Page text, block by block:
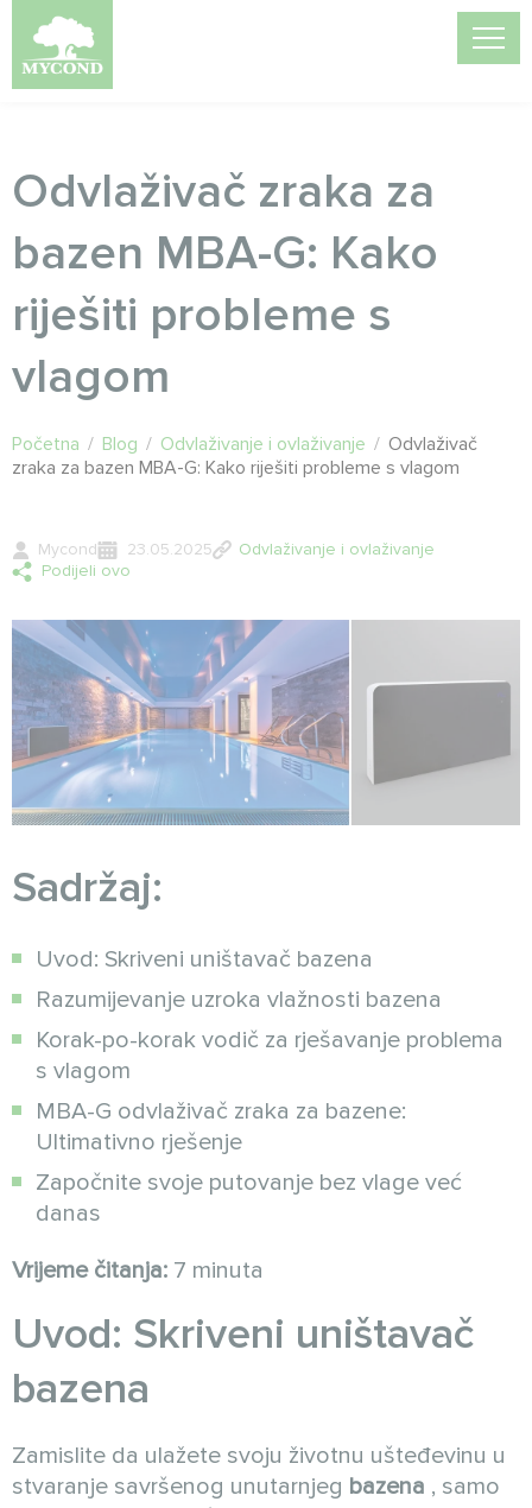
Odvlaživač zraka za
bazen MBA-G: Kako
riješiti probleme s
vlagom
Početna / Blog / Odvlaživanje i ovlaživanje / Odvlaživač
zraka za bazen MBA-G: Kako riješiti probleme s vlagom
Mycond 23.05.2025
Odvlaživanje i ovlaživanje
Podijeli ovo
Sadržaj:
Uvod: Skriveni uništavač bazena
Razumijevanje uzroka vlažnosti bazena
Korak-po-korak vodič za rješavanje problema
s vlagom
MBA-G odvlaživač zraka za bazene:
Ultimativno rješenje
Započnite svoje putovanje bez vlage već
danas
Vrijeme čitanja: 7 minuta
Uvod: Skriveni uništavač
bazena
Zamislite da ulažete svoju životnu ušteđevinu u
stvaranje savršenog unutarnjeg bazena , samo